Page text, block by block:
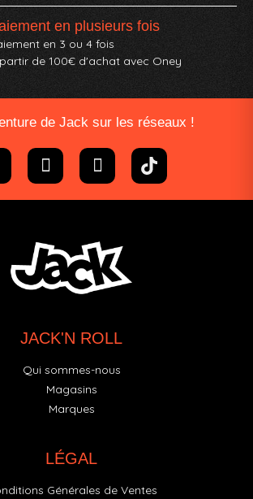
en plusieurs fois
en 3 ou 4 fois
de 100€ d'achat avec Oney​
de Jack sur les réseaux !
JACK'N ROLL
Qui sommes-nous
Magasins
Marques
LÉGAL
Générales de Ventes